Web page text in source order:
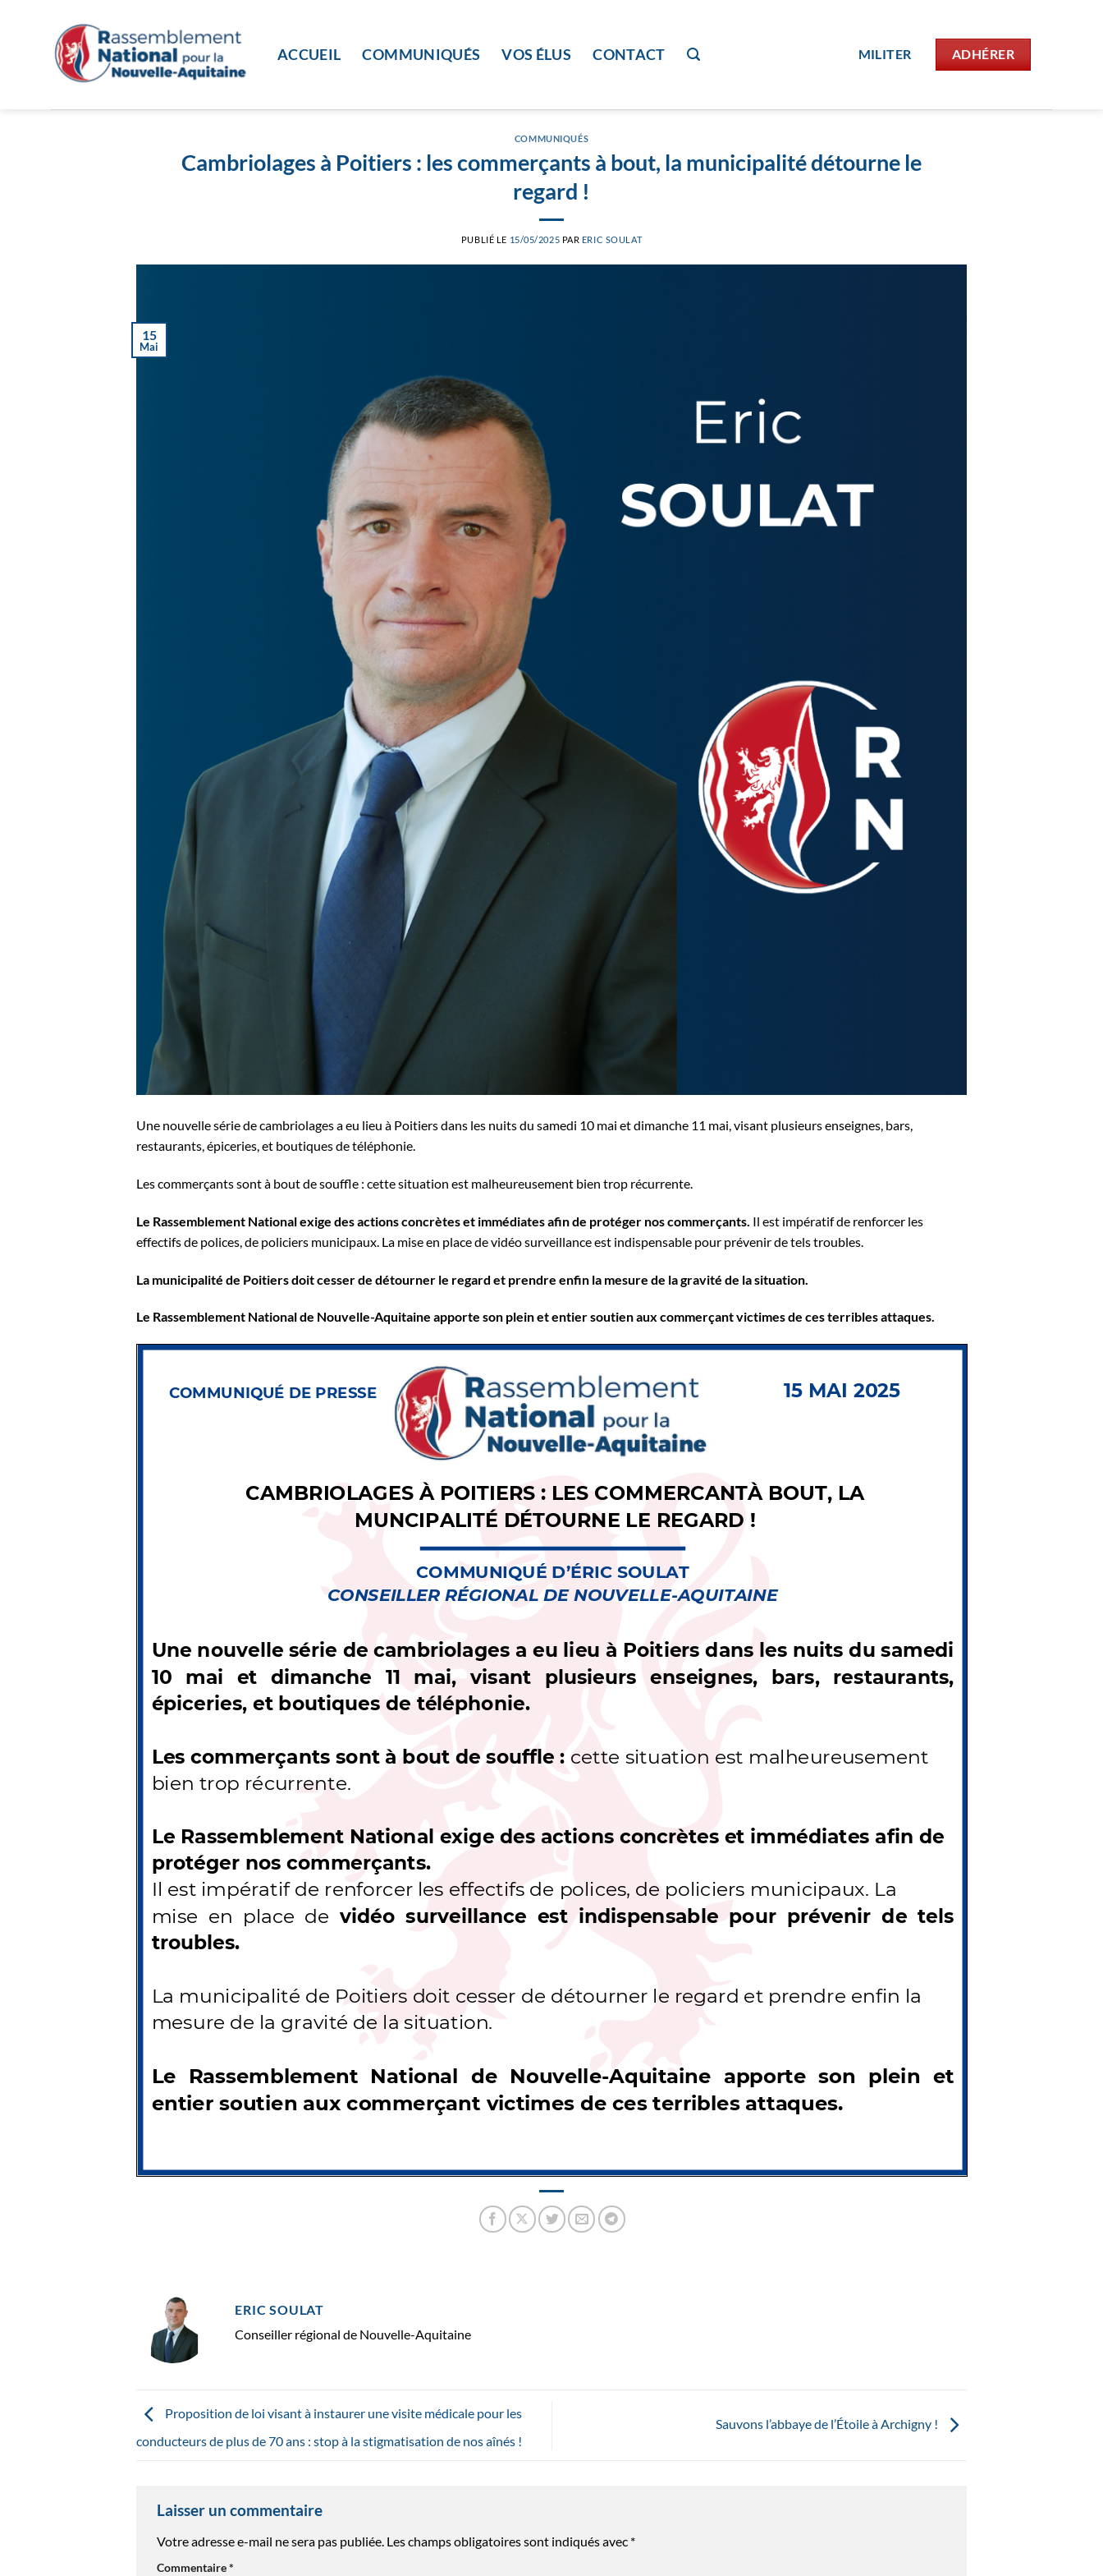
ACCUEIL COMMUNIQUÉS VOS ÉLUS CONTACT MILITER ADHÉRER
COMMUNIQUÉS
Cambriolages à Poitiers : les commerçants à bout, la municipalité détourne le
regard !
PUBLIÉ LE 15/05/2025 PAR ERIC SOULAT
15
Mai
Une nouvelle série de cambriolages a eu lieu à Poitiers dans les nuits du samedi 10 mai et dimanche 11 mai, visant plusieurs enseignes, bars,
restaurants, épiceries, et boutiques de téléphonie.
Les commerçants sont à bout de souffle : cette situation est malheureusement bien trop récurrente.
Le Rassemblement National exige des actions concrètes et immédiates afin de protéger nos commerçants. Il est impératif de renforcer les
effectifs de polices, de policiers municipaux. La mise en place de vidéo surveillance est indispensable pour prévenir de tels troubles.
La municipalité de Poitiers doit cesser de détourner le regard et prendre enfin la mesure de la gravité de la situation.
Le Rassemblement National de Nouvelle-Aquitaine apporte son plein et entier soutien aux commerçant victimes de ces terribles attaques.
ERIC SOULAT
Conseiller régional de Nouvelle-Aquitaine
Proposition de loi visant à instaurer une visite médicale pour les
conducteurs de plus de 70 ans : stop à la stigmatisation de nos aînés !
Sauvons l’abbaye de l’Étoile à Archigny !
Laisser un commentaire
Votre adresse e-mail ne sera pas publiée. Les champs obligatoires sont indiqués avec *
Commentaire*